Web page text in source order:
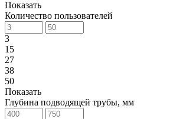
Показать
Количество пользователей
3
15
27
38
50
Показать
Глубина подводящей трубы, мм